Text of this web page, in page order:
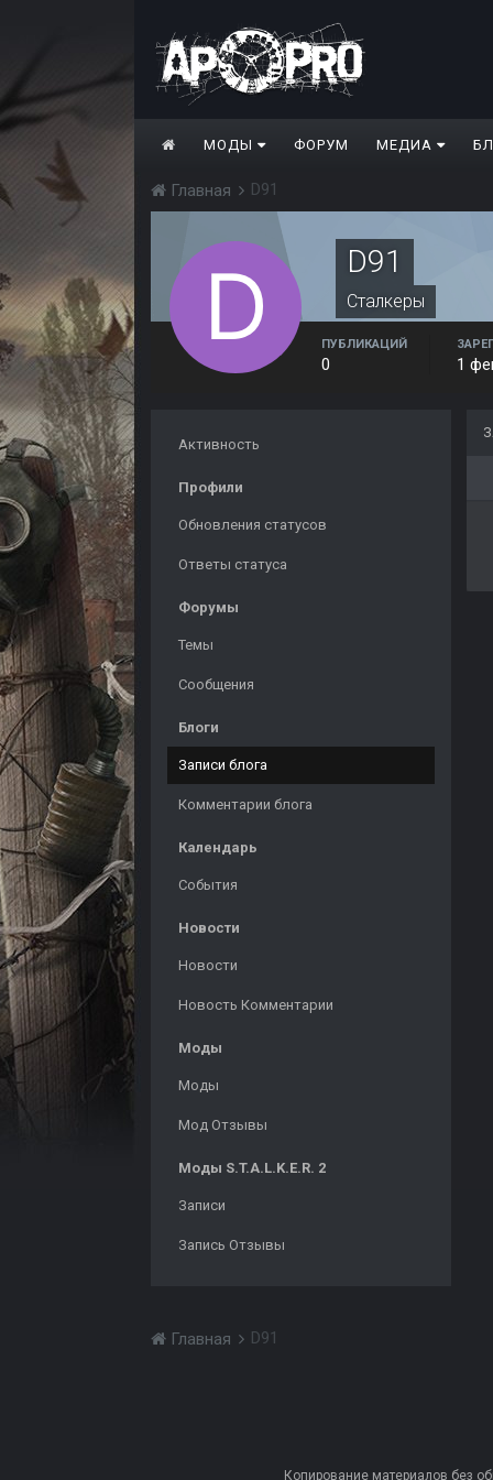
МОДЫ ФОРУМ МЕДИА
Главная D91
D91
Сталкеры
ПУБЛИКАЦИЙ
0 1
Активность
Профили
Обновления статусов
Ответы статуса
Форумы
Темы
Сообщения
Блоги
Записи блога
Комментарии блога
Календарь
События
Новости
Новости
Новость Комментарии
Моды
Моды
Мод Отзывы
Моды S.T.A.L.K.E.R. 2
Записи
Запись Отзывы
Главная D91
Копирование материалов без